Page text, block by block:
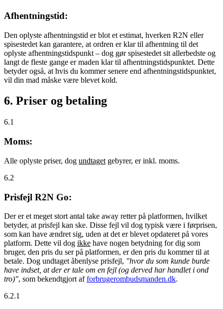
Afhentningstid:
Den oplyste afhentningstid er blot et estimat, hverken R2N eller
spisestedet kan garantere, at ordren er klar til afhentning til det
oplyste afhentningstidspunkt – dog gør spisestedet sit allerbedste og
langt de fleste gange er maden klar til afhentningstidspunktet. Dette
betyder også, at hvis du kommer senere end afhentningstidspunktet,
vil din mad måske være blevet kold.
6. Priser og betaling
6.1
Moms:
Alle oplyste priser, dog undtaget gebyrer, er inkl. moms.
6.2
Prisfejl R2N Go:
Der er et meget stort antal take away retter på platformen, hvilket
betyder, at prisfejl kan ske. Disse fejl vil dog typisk være i førprisen,
som kan have ændret sig, uden at det er blevet opdateret på vores
platform. Dette vil dog ikke have nogen betydning for dig som
bruger, den pris du ser på platformen, er den pris du kommer til at
betale. Dog undtaget åbenlyse prisfejl, "hvor du som kunde burde
have indset, at der er tale om en fejl (og derved har handlet i ond
tro)", som bekendtgjort afforbrugerombudsmanden.dk.
6.2.1